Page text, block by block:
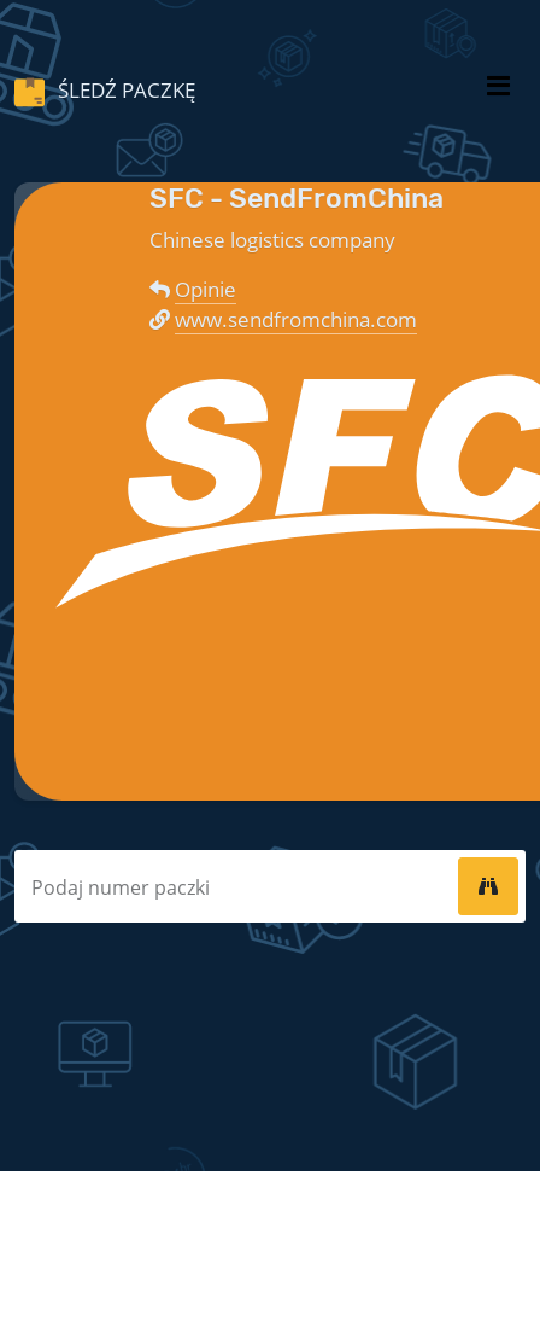
ŚLEDŹ PACZKĘ
SFC - SendFromChina
Chinese logistics company
Opinie
www.sendfromchina.com